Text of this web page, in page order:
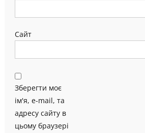
Сайт
Зберегти моє
ім'я, e-mail, та
адресу сайту в
цьому браузері